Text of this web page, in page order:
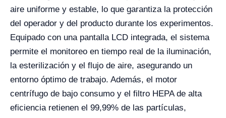
aire uniforme y estable, lo que garantiza la protección
del operador y del producto durante los experimentos.
Equipado con una pantalla LCD integrada, el sistema
permite el monitoreo en tiempo real de la iluminación,
la esterilización y el flujo de aire, asegurando un
entorno óptimo de trabajo. Además, el motor
centrífugo de bajo consumo y el filtro HEPA de alta
eficiencia retienen el 99,99% de las partículas,